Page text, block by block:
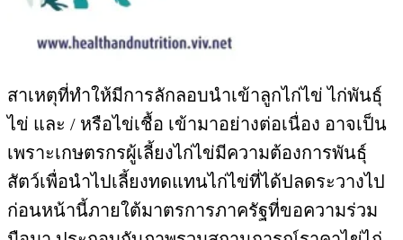
สาเหตุที่ทำให้มีการลักลอบนำเข้าลูกไก่ไข่ ไก่พันธุ์
ไข่ และ / หรือไข่เชื้อ เข้ามาอย่างต่อเนื่อง อาจเป็น
เพราะเกษตรกรผู้เลี้ยงไก่ไข่มีความต้องการพันธุ์
สัตว์เพื่อนำไปเลี้ยงทดแทนไก่ไข่ที่ได้ปลดระวางไป
ก่อนหน้านี้ภายใต้มาตรการภาครัฐที่ขอความร่วม